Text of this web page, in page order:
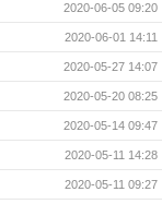
2020-06-05 09:20
2020-06-01 14:11
2020-05-27 14:07
2020-05-20 08:25
2020-05-14 09:47
2020-05-11 14:28
2020-05-11 09:27